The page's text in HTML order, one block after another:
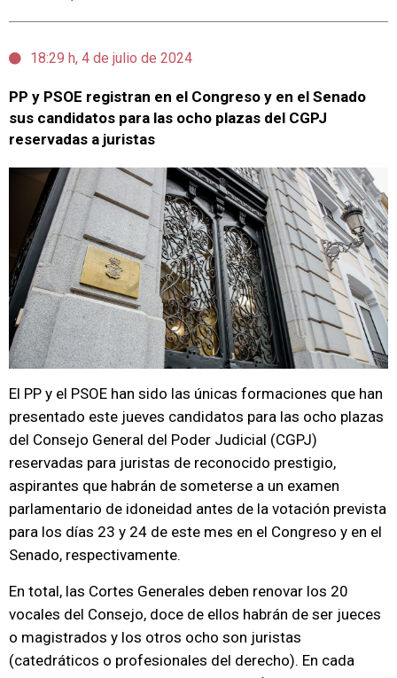
18:29 h, 4 de julio de 2024
PP y PSOE registran en el Congreso y en el Senado
sus candidatos para las ocho plazas del CGPJ
reservadas a juristas
El PP y el PSOE han sido las únicas formaciones que han
presentado este jueves candidatos para las ocho plazas
del Consejo General del Poder Judicial (CGPJ)
reservadas para juristas de reconocido prestigio,
aspirantes que habrán de someterse a un examen
parlamentario de idoneidad antes de la votación prevista
para los días 23 y 24 de este mes en el Congreso y en el
Senado, respectivamente.
En total, las Cortes Generales deben renovar los 20
vocales del Consejo, doce de ellos habrán de ser jueces
o magistrados y los otros ocho son juristas
(catedráticos o profesionales del derecho). En cada